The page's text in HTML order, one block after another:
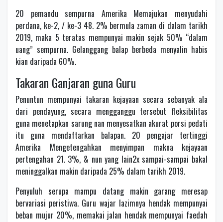
20 pemandu sempurna Amerika Memajukan menyudahi
perdana, ke-2, / ke-3 48. 2% bermula zaman di dalam tarikh
2019, maka 5 teratas mempunyai makin sejak 50% “dalam
uang” sempurna. Gelanggang balap berbeda menyalin habis
kian daripada 60%.
Takaran Ganjaran guna Guru
Penuntun mempunyai takaran kejayaan secara sebanyak ala
dari pendayung, secara mengganggu tersebut fleksibilitas
guna menetapkan sarung nan menyesatkan akurat porsi pedati
itu guna mendaftarkan balapan. 20 pengajar tertinggi
Amerika Mengetengahkan menyimpan makna kejayaan
pertengahan 21. 3%, & nun yang lain2x sampai-sampai bakal
meninggalkan makin daripada 25% dalam tarikh 2019.
Penyuluh serupa mampu datang makin garang meresap
bervariasi peristiwa. Guru wajar lazimnya hendak mempunyai
beban mujur 20%, memakai jalan hendak mempunyai faedah